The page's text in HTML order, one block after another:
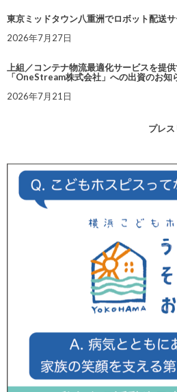
東京ミッドタウン八重洲でロボット配送
2026年7月27日
上組／コンテナ物流最適化サービスを提
「OneStream株式会社」への出資のお知
2026年7月21日
プレ